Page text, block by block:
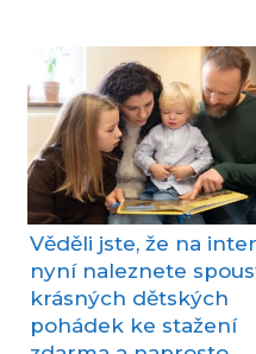
Věděli jste, že na
nyní naleznete
krásných dětských
pohádek ke stažení